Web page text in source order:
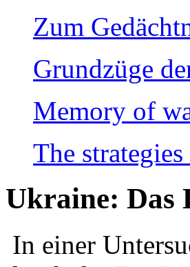
Zum
Grundzüge
Memory of
The
Ukraine: Das
In einer